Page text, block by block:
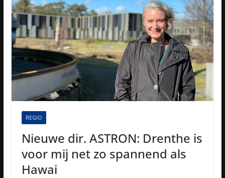
REGIO
Nieuwe dir. ASTRON: Drenthe is
voor mij net zo spannend als
Hawai